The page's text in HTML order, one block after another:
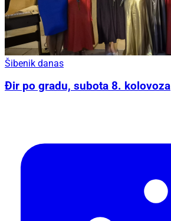
Šibenik danas
Đir po gradu, subota 8. kolovoza